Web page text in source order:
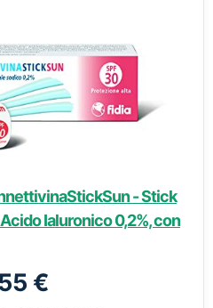
- Stick
Ialuronico 0,2%, con
€